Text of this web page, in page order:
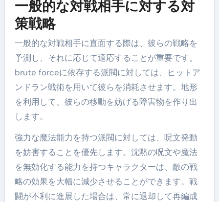
一般的な対戦相手に対する対
策戦略
一般的な対戦相手に直面する際は、彼らの戦略を
予測し、それに応じて適応することが重要です。
brute forceに依存する派閥に対しては、ヒットア
ンドラン戦術を用いて彼らを消耗させます。地形
を利用して、彼らの移動を妨げる障害物を作り出
します。
強力な魔法能力を持つ派閥に対しては、呪文発動
を妨害することを優先します。沈黙の呪文や魔法
を無効化する能力を持つキャラクターは、敵の戦
略の効果を大幅に減少させることができます。戦
闘が不利に進展した場合は、常に退却して再編成